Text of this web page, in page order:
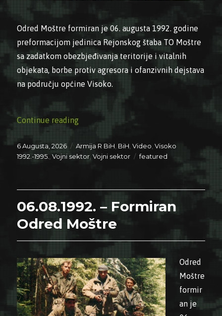
Odred Moštre formiran je 06. augusta 1992. godine
preformacijom jedinica Rejonskog štaba TO Moštre
sa zadatkom obezbjeđivanja teritorije i vitalnih
objekata, borbe protiv agresora i ofanzivnih dejstava
na području općine Visoko.
Continue reading “06.08.1992. – Formiran Odred Moštre
Posted
on
6 Augusta, 2026 Categories
Armija R BiH BiH ,Video ,Visoko
1992.-1995. ,Vojni sektor ,Vojni sektor Tags
featured
06.08.1992. – Formiran
Odred Moštre
Odred
Moštre
formir
an je